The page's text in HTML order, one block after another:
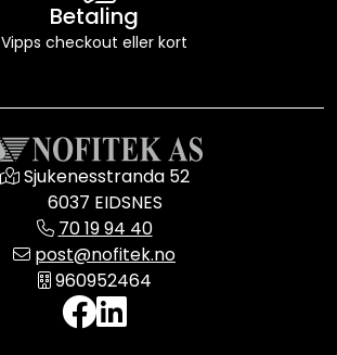
Betaling
Vipps checkout eller kort
Sjukenesstranda 52
6037 EIDSNES
70 19 94 40
post@nofitek.no
960952464